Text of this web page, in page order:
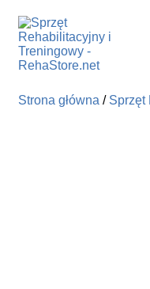
Skip
the
content
Strona główna / Sprzęt